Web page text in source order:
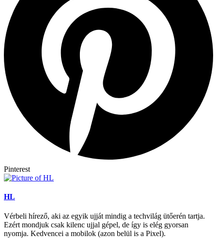
Pinterest
HL
Vérbeli hírező, aki az egyik ujját mindig a techvilág ütőerén tartja.
Ezért mondjuk csak kilenc ujjal gépel, de így is elég gyorsan
nyomja. Kedvencei a mobilok (azon belül is a Pixel).